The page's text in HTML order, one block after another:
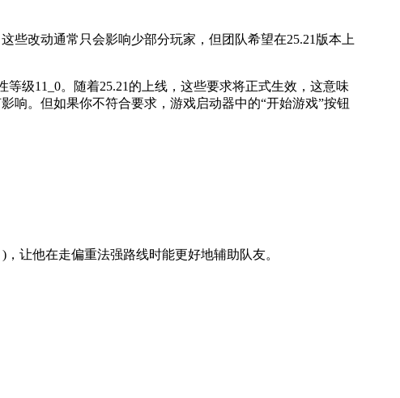
改动通常只会影响少部分玩家，但团队希望在25.21版本上
级11_0。随着25.21的上线，这些要求将正式生效，这意味
响。但如果你不符合要求，游戏启动器中的“开始游戏”按钮
让他在走偏重法强路线时能更好地辅助队友。